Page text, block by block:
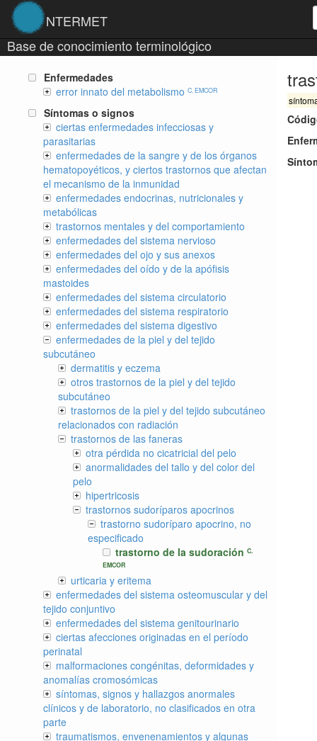
NTERMET
Base de conocimiento terminológico
Enfermedades
error innato del metabolismo C. EMCOR
Síntomas o signos
ciertas enfermedades infecciosas y
parasitarias
enfermedades de la sangre y de los órganos
hematopoyéticos, y ciertos trastornos que afectan
el mecanismo de la inmunidad
enfermedades endocrinas, nutricionales y
metabólicas
trastornos mentales y del comportamiento
enfermedades del sistema nervioso
enfermedades del ojo y sus anexos
enfermedades del oído y de la apófisis
mastoides
enfermedades del sistema circulatorio
enfermedades del sistema respiratorio
enfermedades del sistema digestivo
enfermedades de la piel y del tejido
subcutáneo
dermatitis y eczema
otros trastornos de la piel y del tejido
subcutáneo
trastornos de la piel y del tejido subcutáneo
relacionados con radiación
trastornos de las faneras
otra pérdida no cicatricial del pelo
anormalidades del tallo y del color del
pelo
hipertricosis
trastornos sudoríparos apocrinos
trastorno sudoríparo apocrino, no
especificado
trastorno de la sudoración C.
EMCOR
urticaria y eritema
enfermedades del sistema osteomuscular y del
tejido conjuntivo
enfermedades del sistema genitourinario
ciertas afecciones originadas en el período
perinatal
malformaciones congénitas, deformidades y
anomalías cromosómicas
síntomas, signos y hallazgos anormales
clínicos y de laboratorio, no clasificados en otra
parte
traumatismos, envenenamientos y algunas